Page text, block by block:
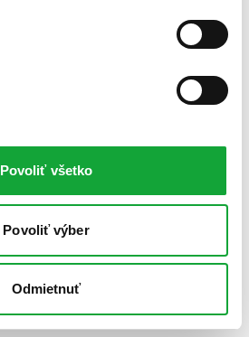
Povoliť všetko
Povoliť výber
Odmietnuť